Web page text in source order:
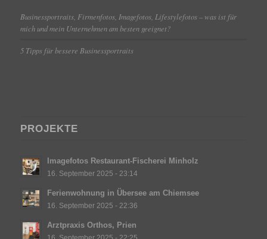
Businessportraits, Firmenfotos, Imagefotos, Lifestylefotos – was ist für
mich und mein Unternehmen am besten geeignet?
5 Tipps für bessere Businessportraits
PROJEKTE
Imagefotos Restaurant-Fischerei Minholz
16. September 2025 - 23:14
Ferienwohnung in Übersee am Chiemsee
16. September 2025 - 22:36
Arztpraxis Orthos, Prien
16. September 2025 - 22:25